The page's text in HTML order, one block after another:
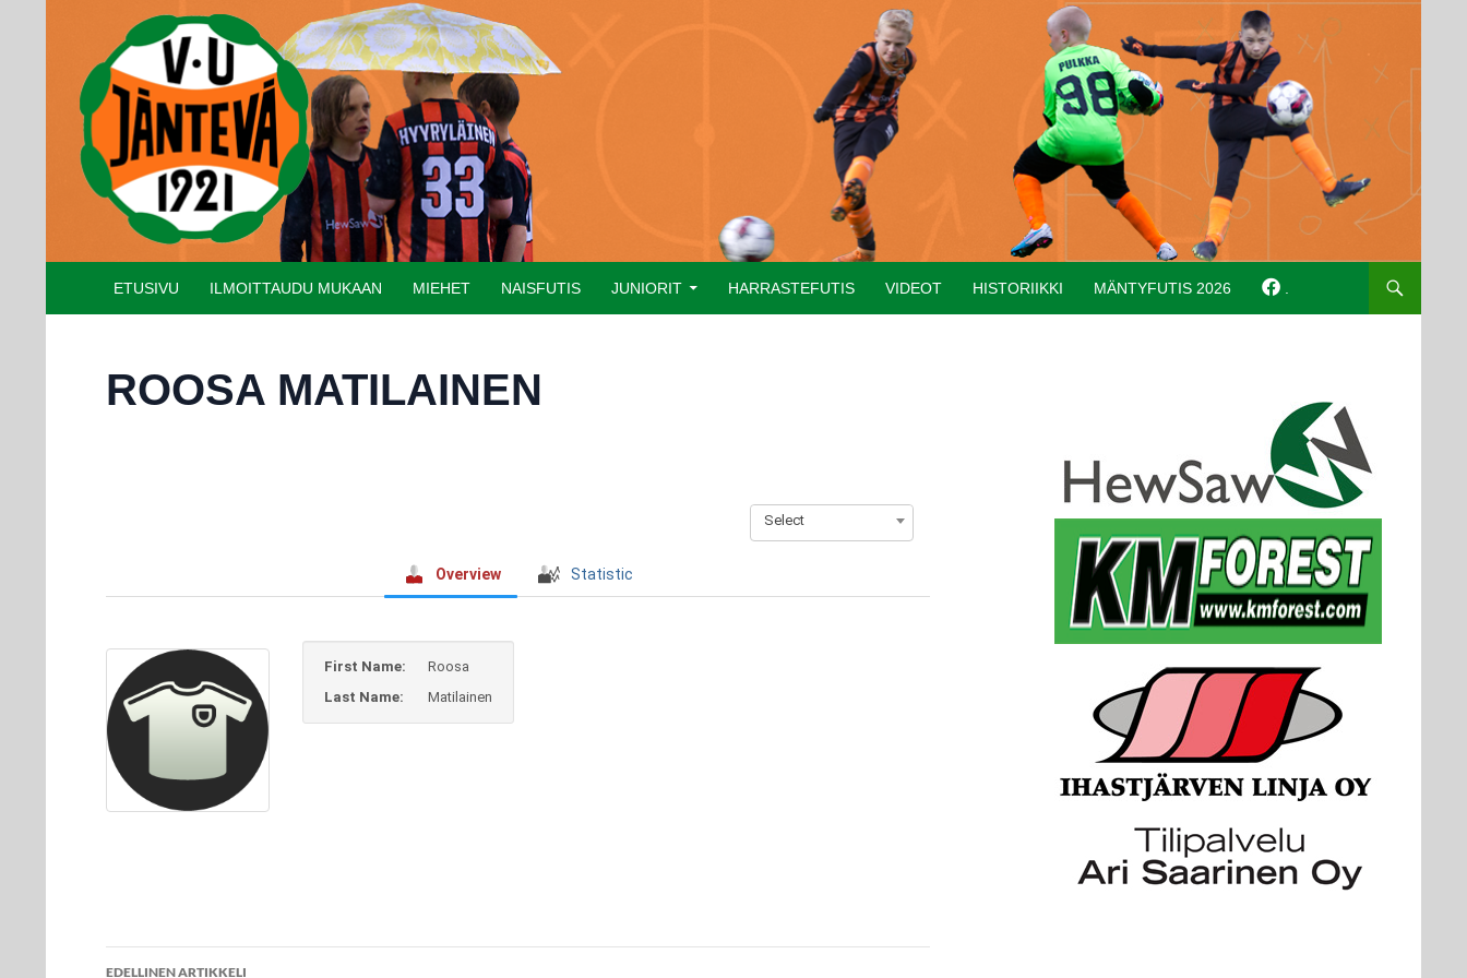
ETUSIVU
ILMOITTAUDU MUKAAN MIEHET NAISFUTIS JUNIORIT HARRASTEFUTIS VIDEOT HISTORIIKKI MÄNTYFUTIS 2026
ROOSA MATILAINEN
Select
Overview Statistic
First Name:
Roosa
Last Name:
Matilainen
Artikkelien
EDELLINEN ARTIKKELI